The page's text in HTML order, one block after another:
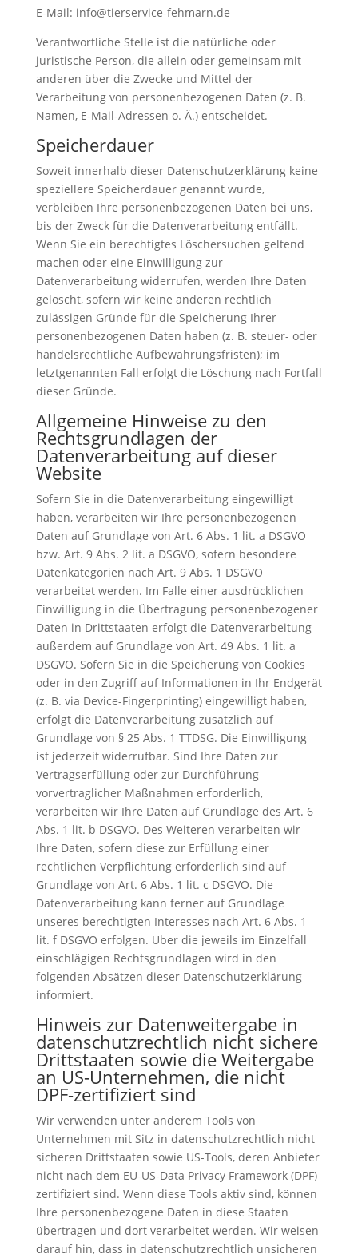
E-Mail: info@tierservice-fehmarn.de
Verantwortliche Stelle ist die natürliche oder
juristische Person, die allein oder gemeinsam mit
anderen über die Zwecke und Mittel der
Verarbeitung von personenbezogenen Daten (z. B.
Namen, E-Mail-Adressen o. Ä.) entscheidet.
Speicherdauer
Soweit innerhalb dieser Datenschutzerklärung keine
speziellere Speicherdauer genannt wurde,
verbleiben Ihre personenbezogenen Daten bei uns,
bis der Zweck für die Datenverarbeitung entfällt.
Wenn Sie ein berechtigtes Löschersuchen geltend
machen oder eine Einwilligung zur
Datenverarbeitung widerrufen, werden Ihre Daten
gelöscht, sofern wir keine anderen rechtlich
zulässigen Gründe für die Speicherung Ihrer
personenbezogenen Daten haben (z. B. steuer- oder
handelsrechtliche Aufbewahrungsfristen); im
letztgenannten Fall erfolgt die Löschung nach Fortfall
dieser Gründe.
Allgemeine Hinweise zu den
Rechtsgrundlagen der
Datenverarbeitung auf dieser
Website
Sofern Sie in die Datenverarbeitung eingewilligt
haben, verarbeiten wir Ihre personenbezogenen
Daten auf Grundlage von Art. 6 Abs. 1 lit. a DSGVO
bzw. Art. 9 Abs. 2 lit. a DSGVO, sofern besondere
Datenkategorien nach Art. 9 Abs. 1 DSGVO
verarbeitet werden. Im Falle einer ausdrücklichen
Einwilligung in die Übertragung personenbezogener
Daten in Drittstaaten erfolgt die Datenverarbeitung
außerdem auf Grundlage von Art. 49 Abs. 1 lit. a
DSGVO. Sofern Sie in die Speicherung von Cookies
oder in den Zugriff auf Informationen in Ihr Endgerät
(z. B. via Device-Fingerprinting) eingewilligt haben,
erfolgt die Datenverarbeitung zusätzlich auf
Grundlage von § 25 Abs. 1 TTDSG. Die Einwilligung
ist jederzeit widerrufbar. Sind Ihre Daten zur
Vertragserfüllung oder zur Durchführung
vorvertraglicher Maßnahmen erforderlich,
verarbeiten wir Ihre Daten auf Grundlage des Art. 6
Abs. 1 lit. b DSGVO. Des Weiteren verarbeiten wir
Ihre Daten, sofern diese zur Erfüllung einer
rechtlichen Verpflichtung erforderlich sind auf
Grundlage von Art. 6 Abs. 1 lit. c DSGVO. Die
Datenverarbeitung kann ferner auf Grundlage
unseres berechtigten Interesses nach Art. 6 Abs. 1
lit. f DSGVO erfolgen. Über die jeweils im Einzelfall
einschlägigen Rechtsgrundlagen wird in den
folgenden Absätzen dieser Datenschutzerklärung
informiert.
Hinweis zur Datenweitergabe in
datenschutzrechtlich nicht sichere
Drittstaaten sowie die Weitergabe
an US-Unternehmen, die nicht
DPF-zertifiziert sind
Wir verwenden unter anderem Tools von
Unternehmen mit Sitz in datenschutzrechtlich nicht
sicheren Drittstaaten sowie US-Tools, deren Anbieter
nicht nach dem EU-US-Data Privacy Framework (DPF)
zertifiziert sind. Wenn diese Tools aktiv sind, können
Ihre personenbezogene Daten in diese Staaten
übertragen und dort verarbeitet werden. Wir weisen
darauf hin, dass in datenschutzrechtlich unsicheren